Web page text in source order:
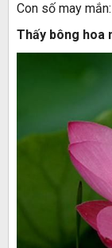
Con số may mắn:
Thấy bông hoa